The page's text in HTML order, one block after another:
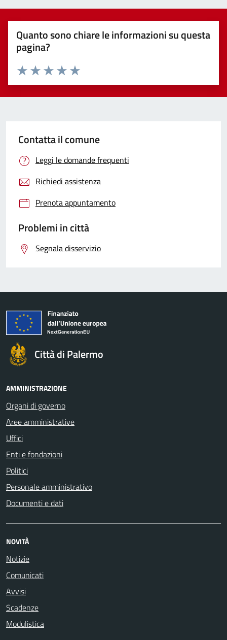
Quanto sono chiare le informazioni su questa
pagina?
Valuta 5 stelle su 5
Valuta 4 stelle su 5
Valuta 3 stelle su 5
Valuta 2 stelle su 5
Valuta 1 stelle su 5
Contatta il comune
Leggi le domande frequenti
Richiedi assistenza
Prenota appuntamento
Problemi in città
Segnala disservizio
Città di Palermo
AMMINISTRAZIONE
Organi di governo
Aree amministrative
Uffici
Enti e fondazioni
Politici
Personale amministrativo
Documenti e dati
NOVITÀ
Notizie
Comunicati
Avvisi
Scadenze
Modulistica